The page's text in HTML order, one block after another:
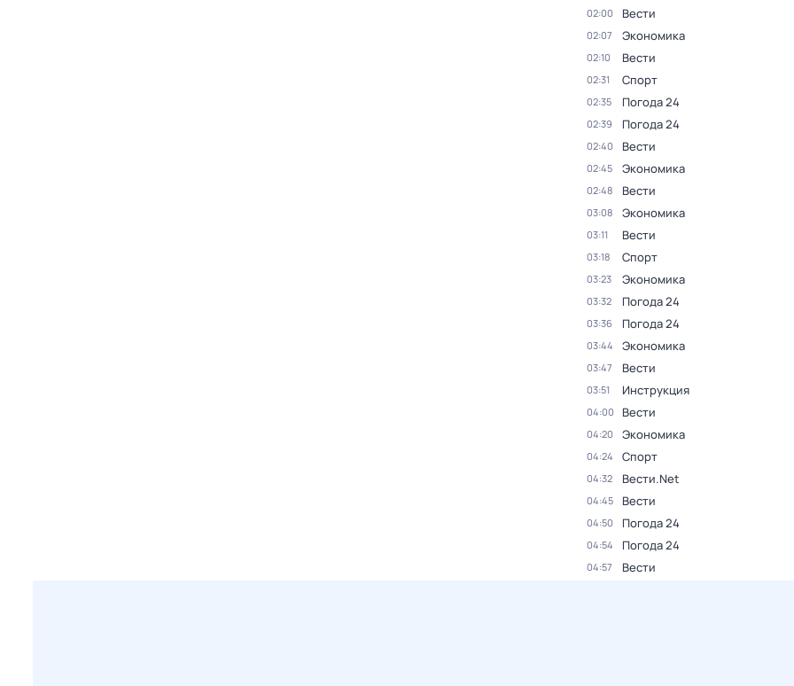
02:00 Вести
02:07 Экономика
02:10 Вести
02:31 Спорт
02:35 Погода 24
02:39 Погода 24
02:40 Вести
02:45 Экономика
02:48 Вести
03:08 Экономика
03:11 Вести
03:18 Спорт
03:23 Экономика
03:32 Погода 24
03:36 Погода 24
03:44 Экономика
03:47 Вести
03:51 Инструкция
04:00 Вести
04:20 Экономика
04:24 Спорт
04:32 Вести.Net
04:45 Вести
04:50 Погода 24
04:54 Погода 24
04:57 Вести